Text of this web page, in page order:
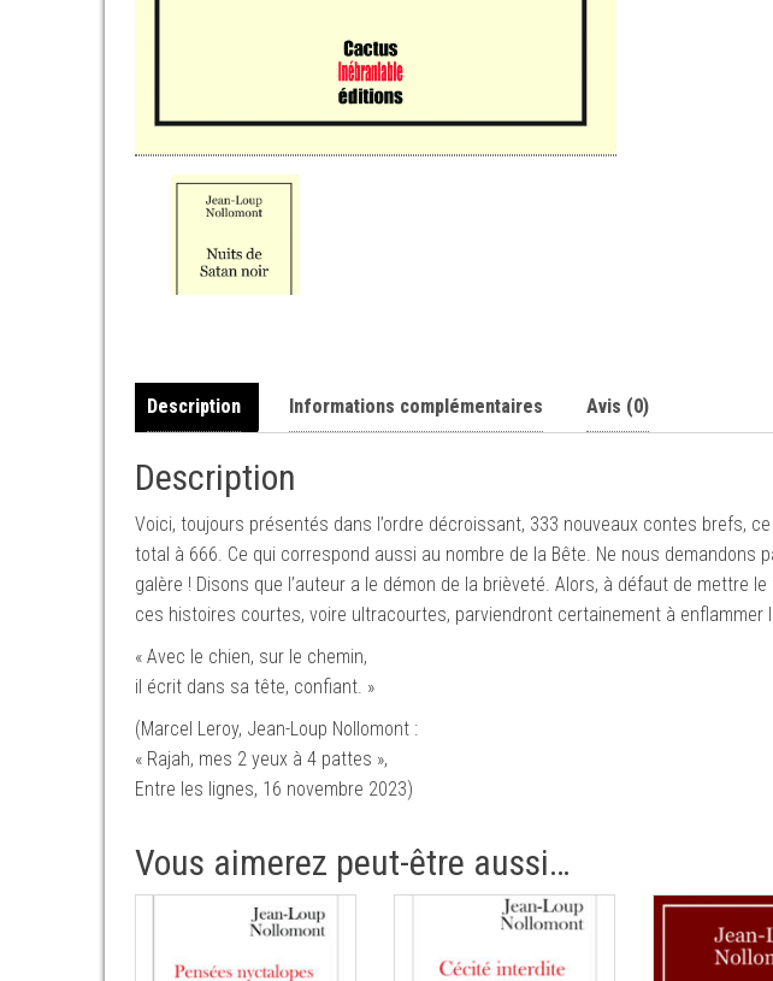
Description Informations complémentaires Avis (0)
Description
Voici, toujours présentés dans l’ordre décroissant, 333 nouveaux contes brefs,
total à 666. Ce qui correspond aussi au nombre de la Bête. Ne nous demandons
galère ! Disons que l’auteur a le démon de la brièveté. Alors, à défaut de mettre
ces histoires courtes, voire ultracourtes, parviendront certainement à
« Avec le chien, sur le chemin,
il écrit dans sa tête, confiant. »
(Marcel Leroy, Jean-Loup Nollomont :
« Rajah, mes 2 yeux à 4 pattes »,
Entre les lignes, 16 novembre 2023)
Vous aimerez peut-être aussi…